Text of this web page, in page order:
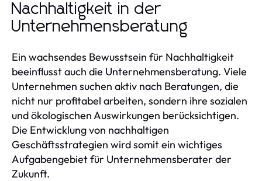
Nachhaltigkeit in der
Unternehmensberatung
Ein wachsendes Bewusstsein für Nachhaltigkeit
beeinflusst auch die Unternehmensberatung. Viele
Unternehmen suchen aktiv nach Beratungen, die
nicht nur profitabel arbeiten, sondern ihre sozialen
und ökologischen Auswirkungen berücksichtigen.
Die Entwicklung von nachhaltigen
Geschäftsstrategien wird somit ein wichtiges
Aufgabengebiet für Unternehmensberater der
Zukunft.